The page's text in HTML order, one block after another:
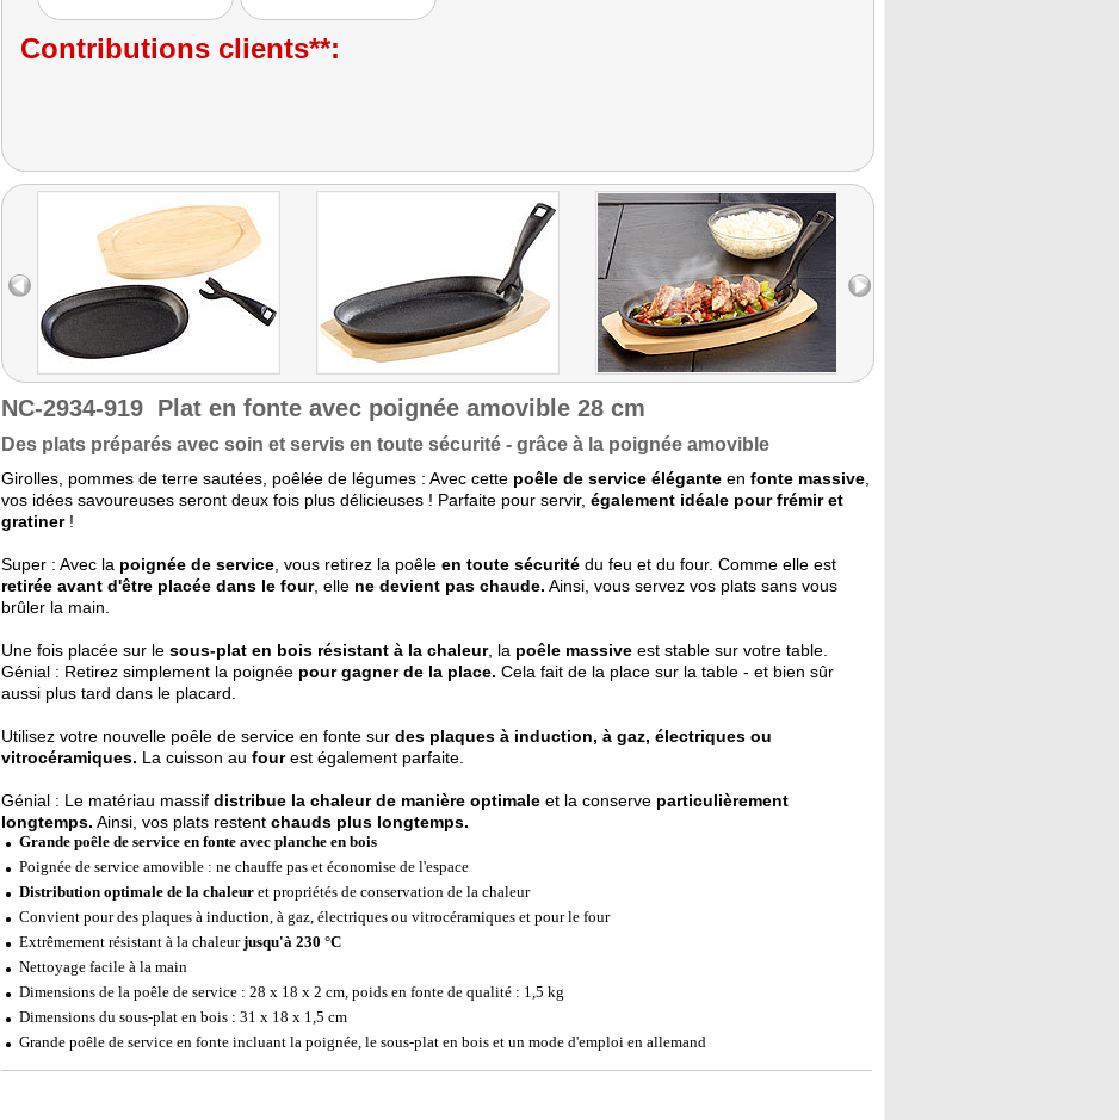
einfach nur Bratkartoffeln
gelangen perfekt, da die
zaubern Sie mit der
Pfannen neue, individuelle
Gerichte!"
Getestet wurde NC-2900.
Contributions clients**:
NC-2934-919 Plat en fonte avec poignée amovible 28 cm
Des plats préparés avec soin et servis en toute sécurité - grâce à la poignée amovible
Girolles, pommes de terre sautées, poêlée de légumes : Avec cette poêle de service élégante en fonte massive
vos idées savoureuses seront deux fois plus délicieuses ! Parfaite pour servir, également idéale pour frémir et
gratiner!
Super : Avec la poignée de service , vous retirez la poêle en toute sécurité du feu et du four. Comme elle est
retirée avant d'être placée dans le four, elle ne devient pas chaude. Ainsi, vous servez vos plats sans vous
brûler la main.
Une fois placée sur le sous-plat en bois résistant à la chaleur, la poêle massive est stable sur votre table.
Génial : Retirez simplement la poignée pour gagner de la place. Cela fait de la place sur la table - et bien sûr
aussi plus tard dans le placard.
Utilisez votre nouvelle poêle de service en fonte sur des plaques à induction, à gaz, électriques ou
vitrocéramiques. La cuisson au fourest également parfaite.
Génial : Le matériau massif distribue la chaleur de manière optimale et la conserve particulièrement
longtemps. Ainsi, vos plats restent chauds plus longtemps.
Grande poêle de service en fonte avec planche en bois
Poignée de service amovible : ne chauffe pas et économise de l'espace
Distribution optimale de la chaleur et propriétés de conservation de la chaleur
Convient pour des plaques à induction, à gaz, électriques ou vitrocéramiques et pour le four
Extrêmement résistant à la chaleurjusqu'à 230 °C
Nettoyage facile à la main
Dimensions de la poêle de service : 28 x 18 x 2 cm, poids en fonte de qualité : 1,5 kg
Dimensions du sous-plat en bois : 31 x 18 x 1,5 cm
Grande poêle de service en fonte incluant la poignée, le sous-plat en bois et un mode d'emploi en allemand